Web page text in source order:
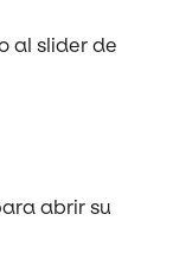
al slider de
abrir su